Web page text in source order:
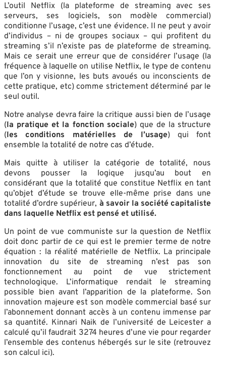
L’outil Netflix (la plateforme de streaming avec ses
serveurs, ses logiciels, son modèle commercial)
conditionne l’usage, c’est une évidence. Il ne peut y avoir
d’individus – ni de groupes sociaux – qui profitent du
streaming s’il n’existe pas de plateforme de streaming.
Mais ce serait une erreur que de considérer l’usage (la
fréquence à laquelle on utilise Netflix, le type de contenu
que l’on y visionne, les buts avoués ou inconscients de
cette pratique, etc) comme strictement déterminé par le
seul outil.
Notre analyse devra faire la critique aussi bien de l’usage
(la pratique et la fonction sociale) que de la structure
(les conditions matérielles de l’usage) qui font
ensemble la totalité de notre cas d’étude.
Mais quitte à utiliser la catégorie de totalité, nous
devons pousser la logique jusqu’au bout en
considérant que la totalité que constitue Netflix en tant
qu’objet d’étude se trouve elle-même prise dans une
totalité d’ordre supérieur, à savoir la société capitaliste
dans laquelle Netflix est pensé et utilisé.
Un point de vue communiste sur la question de Netflix
doit donc partir de ce qui est le premier terme de notre
équation : la réalité matérielle de Netflix. La principale
innovation du site de streaming n’est pas son
fonctionnement au point de vue strictement
technologique. L’informatique rendait le streaming
possible bien avant l’apparition de la plateforme. Son
innovation majeure est son modèle commercial basé sur
l’abonnement donnant accès à un contenu immense par
sa quantité. Kinnari Naik de l’université de Leicester a
calculé qu’il faudrait 3274 heures d’une vie pour regarder
l’ensemble des contenus hébergés sur le site (retrouvez
son calcul ici).